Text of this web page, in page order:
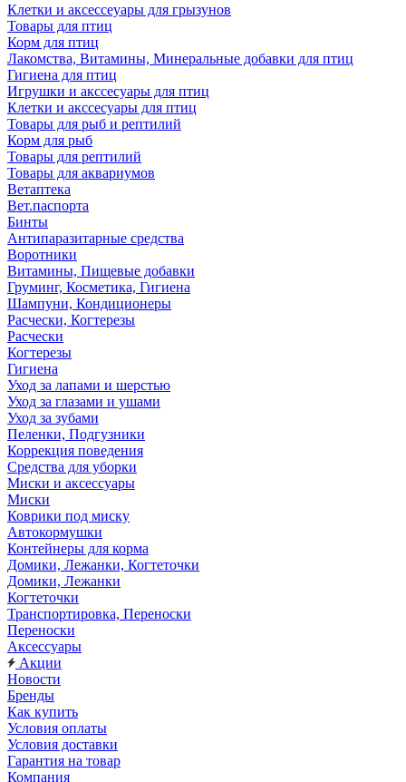
Клетки и аксессеуары для грызунов
Товары для птиц
Корм для птиц
Лакомства, Витамины, Минеральные добавки для птиц
Гигиена для птиц
Игрушки и акссесуары для птиц
Клетки и акссесуары для птиц
Товары для рыб и рептилий
Корм для рыб
Товары для рептилий
Товары для аквариумов
Ветаптека
Вет.паспорта
Бинты
Антипаразитарные средства
Воротники
Витамины, Пищевые добавки
Груминг, Косметика, Гигиена
Шампуни, Кондиционеры
Расчески, Когтерезы
Расчески
Когтерезы
Гигиена
Уход за лапами и шерстью
Уход за глазами и ушами
Уход за зубами
Пеленки, Подгузники
Коррекция поведения
Средства для уборки
Миски и аксессуары
Миски
Коврики под миску
Автокормушки
Контейнеры для корма
Домики, Лежанки, Когтеточки
Домики, Лежанки
Когтеточки
Транспортировка, Переноски
Переноски
Аксессуары
Акции
Новости
Бренды
Как купить
Условия оплаты
Условия доставки
Гарантия на товар
Компания